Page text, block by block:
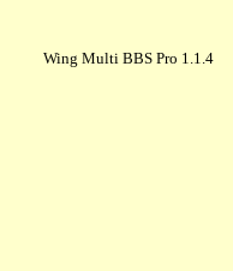
Wing Multi BBS Pro 1.1.4